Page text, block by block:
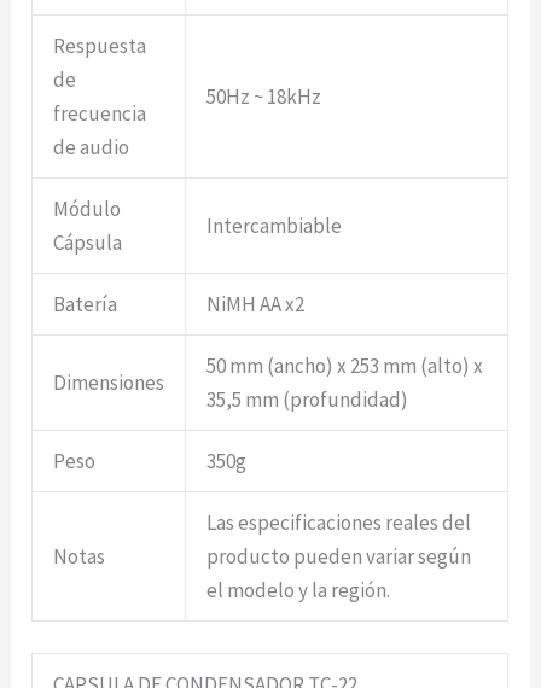
Respuesta
de
frecuencia
de audio
50Hz ~ 18kHz
Módulo
Cápsula
Intercambiable
Batería NiMH AA x2
Dimensiones
50 mm (ancho) x 253 mm (alto) x
35,5 mm (profundidad)
Peso 350g
Notas
Las especificaciones reales del
producto pueden variar según
el modelo y la región.